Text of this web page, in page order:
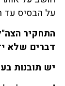
על הבסיס עד
התחקיר
דברים שלא
יש תובנות